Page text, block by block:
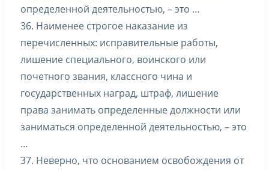
определенной деятельностью, – это …
36. Наименее строгое наказание из
перечисленных: исправительные работы,
лишение специального, воинского или
почетного звания, классного чина и
государственных наград, штраф, лишение
права занимать определенные должности или
заниматься определенной деятельностью, – это
…
37. Неверно, что основанием освобождения от